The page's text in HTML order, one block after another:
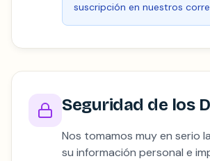
suscripción en nuestros
Seguridad de los
Nos tomamos muy en serio
su información personal e